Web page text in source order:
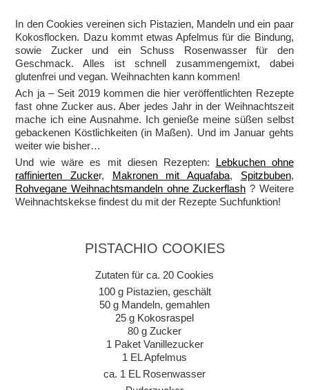
In den Cookies vereinen sich Pistazien, Mandeln und ein paar
Kokosflocken. Dazu kommt etwas Apfelmus für die Bindung,
sowie Zucker und ein Schuss Rosenwasser für den
Geschmack. Alles ist schnell zusammengemixt, dabei
glutenfrei und vegan. Weihnachten kann kommen!
Ach ja – Seit 2019 kommen die hier veröffentlichten Rezepte
fast ohne Zucker aus. Aber jedes Jahr in der Weihnachtszeit
mache ich eine Ausnahme. Ich genieße meine süßen selbst
gebackenen Köstlichkeiten (in Maßen). Und im Januar gehts
weiter wie bisher…
Und wie wäre es mit diesen Rezepten: Lebkuchen ohne
raffinierten Zucker, Makronen mit Aquafaba, Spitzbuben,
Rohvegane Weihnachtsmandeln ohne Zuckerflash ? Weitere
Weihnachtskekse findest du mit der Rezepte Suchfunktion!
PISTACHIO COOKIES
Zutaten für ca. 20 Cookies
100 g Pistazien, geschält
50 g Mandeln, gemahlen
25 g Kokosraspel
80 g Zucker
1 Paket Vanillezucker
1 EL Apfelmus
ca. 1 EL Rosenwasser